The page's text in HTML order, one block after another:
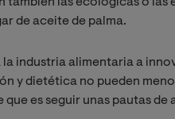
de aceite de palma.
industria alimentaria a
y dietética no pueden
es seguir unas pautas de